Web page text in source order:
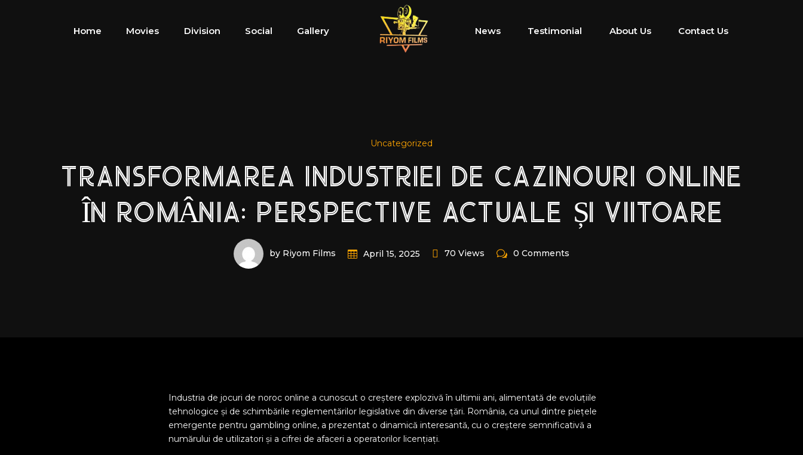
Home Movies Division Social Gallery News Testimonial About Us Contact Us
Uncategorized
TRANSFORMAREA INDUSTRIEI DE CAZINOURI ONLINE
ÎN ROMÂNIA: PERSPECTIVE ACTUALE ȘI VIITOARE
by Riyom Films April 15, 2025 70 Views 0 Comments
Industria de jocuri de noroc online a cunoscut o creștere explozivă în ultimii ani, alimentată de evoluțiile
tehnologice și de schimbările reglementărilor legislative din diverse țări. România, ca unul dintre piețele
emergente pentru gambling online, a prezentat o dinamică interesantă, cu o creștere semnificativă a
numărului de utilizatori și a cifrei de afaceri a operatorilor licențiați.